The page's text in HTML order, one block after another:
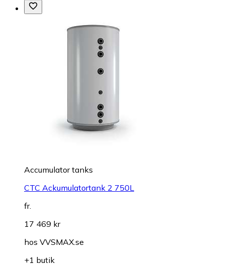
Accumulator tanks
CTC Ackumulatortank 2 750L
fr.
17 469 kr
hos VVSMAX.se
+1 butik